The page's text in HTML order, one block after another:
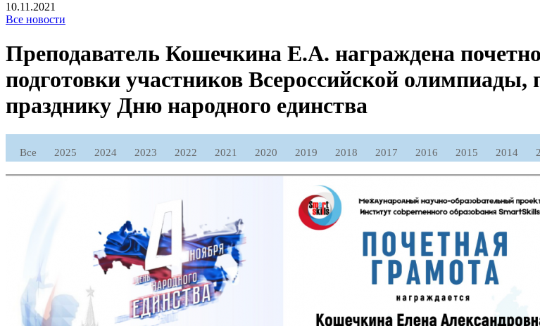
10.11.2021
Все новости
Преподаватель Кошечкина Е.А. награждена
подготовки участников Всероссийской олимпиады,
празднику Дню народного единства
Все 2025 2024 2023 2022 2021 2020 2019 2018 2017 2016 2015 2014